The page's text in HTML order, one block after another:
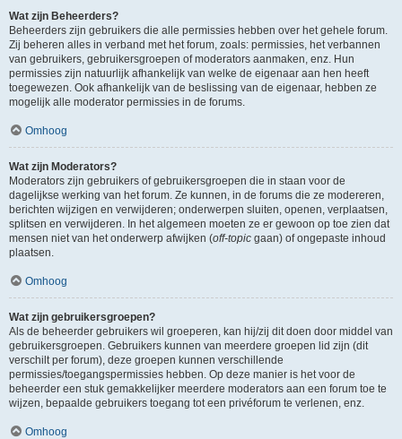
Wat zijn Beheerders?
Beheerders zijn gebruikers die alle permissies hebben over het gehele forum.
Zij beheren alles in verband met het forum, zoals: permissies, het verbannen
van gebruikers, gebruikersgroepen of moderators aanmaken, enz. Hun
permissies zijn natuurlijk afhankelijk van welke de eigenaar aan hen heeft
toegewezen. Ook afhankelijk van de beslissing van de eigenaar, hebben ze
mogelijk alle moderator permissies in de forums.
Omhoog
Wat zijn Moderators?
Moderators zijn gebruikers of gebruikersgroepen die in staan voor de
dagelijkse werking van het forum. Ze kunnen, in de forums die ze modereren,
berichten wijzigen en verwijderen; onderwerpen sluiten, openen, verplaatsen,
splitsen en verwijderen. In het algemeen moeten ze er gewoon op toe zien dat
mensen niet van het onderwerp afwijken (off-topic gaan) of ongepaste inhoud
plaatsen.
Omhoog
Wat zijn gebruikersgroepen?
Als de beheerder gebruikers wil groeperen, kan hij/zij dit doen door middel van
gebruikersgroepen. Gebruikers kunnen van meerdere groepen lid zijn (dit
verschilt per forum), deze groepen kunnen verschillende
permissies/toegangspermissies hebben. Op deze manier is het voor de
beheerder een stuk gemakkelijker meerdere moderators aan een forum toe te
wijzen, bepaalde gebruikers toegang tot een privéforum te verlenen, enz.
Omhoog